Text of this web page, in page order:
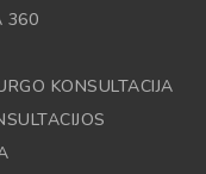
360
KONSULTACIJA